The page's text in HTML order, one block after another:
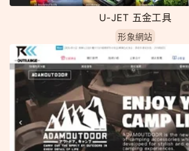
U-JET 五金工具
形象網站